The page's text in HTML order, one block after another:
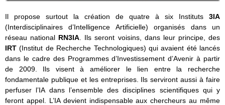
Il propose surtout la création de quatre à six Instituts 3IA
(Interdisciplinaires d’Intelligence Artificielle) organisés dans un
réseau national RN3IA . Ils seront voisins, dans leur principe, des
IRT (Institut de Recherche Technologiques) qui avaient été lancés
dans le cadre des Programmes d’Investissement d’Avenir à partir
de 2009. Ils visent à améliorer le lien entre la recherche
fondamentale publique et les entreprises. Ils serviront aussi à faire
perfuser l’IA dans l’ensemble des disciplines scientifiques qui y
feront appel. L’IA devient indispensable aux chercheurs au même